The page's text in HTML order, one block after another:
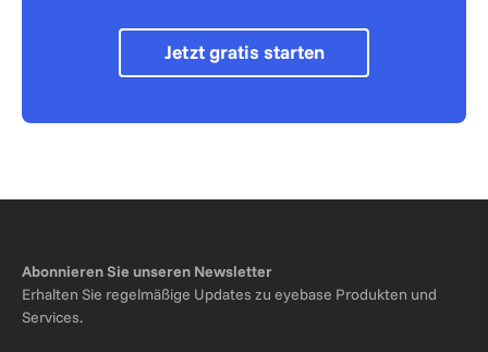
Jetzt gratis starten
Abonnieren Sie unseren Newsletter
Erhalten Sie regelmäßige Updates zu eyebase Produkten und
Services.